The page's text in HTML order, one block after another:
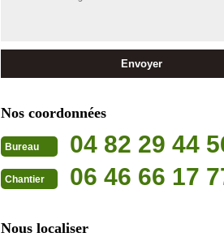
Nos coordonnées
Bureau 04 82 29 44
Chantier 06 46 66 17
Nous localiser